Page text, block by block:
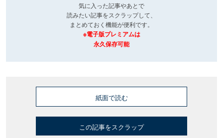
気に入った記事やあとで
読みたい記事をスクラップして、
まとめておく機能が便利です。
※電子版プレミアムは
永久保存可能
紙面で読む
この記事をスクラップ